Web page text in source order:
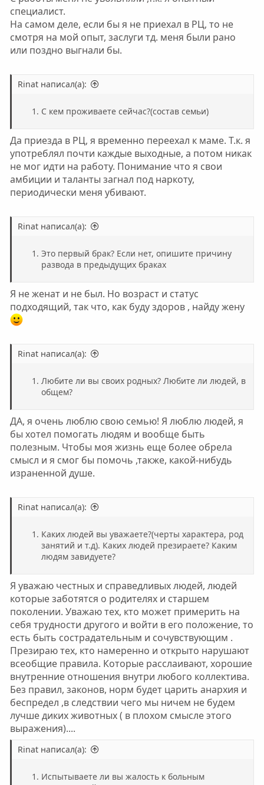
специалист.
На самом деле, если бы я не приехал в РЦ, то не
смотря на мой опыт, заслуги тд. меня были рано
или поздно выгнали бы.
Rinat написал(а):
С кем проживаете сейчас?(состав семьи)
Да приезда в РЦ, я временно переехал к маме. Т.к. я
употреблял почти каждые выходные, а потом никак
не мог идти на работу. Понимание что я свои
амбиции и таланты загнал под наркоту,
периодически меня убивают.
Rinat написал(а):
Это первый брак? Если нет, опишите причину
развода в предыдущих браках
Я не женат и не был. Но возраст и статус
подходящий, так что, как буду здоров , найду жену
Rinat написал(а):
Любите ли вы своих родных? Любите ли людей, в
общем?
ДА, я очень люблю свою семью! Я люблю людей, я
бы хотел помогать людям и вообще быть
полезным. Чтобы моя жизнь еще более обрела
смысл и я смог бы помочь ,также, какой-нибудь
израненной душе.
Rinat написал(а):
Каких людей вы уважаете?(черты характера, род
занятий и т.д). Каких людей презираете? Каким
людям завидуете?
Я уважаю честных и справедливых людей, людей
которые заботятся о родителях и старшем
поколении. Уважаю тех, кто может примерить на
себя трудности другого и войти в его положение, то
есть быть сострадательным и сочувствующим .
Презираю тех, кто намеренно и открыто нарушают
всеобщие правила. Которые расслаивают, хорошие
внутренние отношения внутри любого коллектива.
Без правил, законов, норм будет царить анархия и
беспредел ,в следствии чего мы ничем не будем
лучше диких животных ( в плохом смысле этого
выражения)....
Rinat написал(а):
Испытываете ли вы жалость к больным